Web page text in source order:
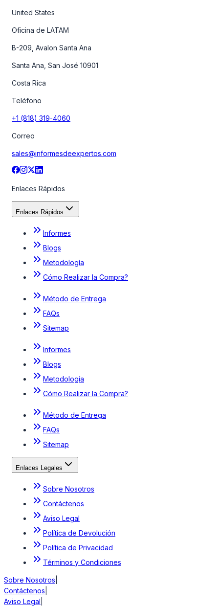
United States
Oficina de LATAM
B-209, Avalon Santa Ana
Santa Ana, San José 10901
Costa Rica
Teléfono
+1 (818) 319-4060
Correo
sales@informesdeexpertos.com
Enlaces Rápidos
Enlaces Rápidos
Informes
Blogs
Metodología
Cómo Realizar la Compra?
Método de Entrega
FAQs
Sitemap
Informes
Blogs
Metodología
Cómo Realizar la Compra?
Método de Entrega
FAQs
Sitemap
Enlaces Legales
Sobre Nosotros
Contáctenos
Aviso Legal
Política de Devolución
Política de Privacidad
Términos y Condiciones
Sobre Nosotros
Contáctenos
Aviso Legal